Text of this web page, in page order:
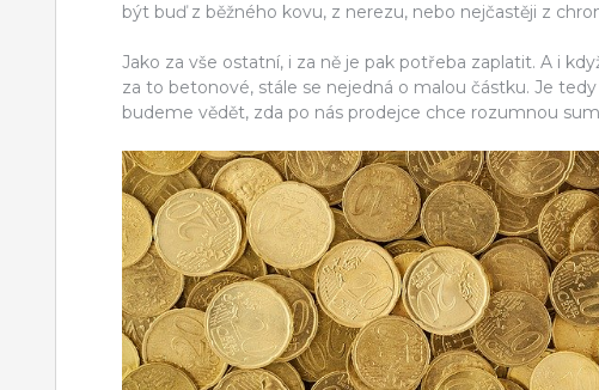
být buď z běžného kovu, z nerezu, nebo nejčastěji z
Jako za vše ostatní, i za ně je pak potřeba zaplatit. A i
za to betonové, stále se nejedná o malou částku. Je
budeme vědět, zda po nás prodejce chce rozumnou